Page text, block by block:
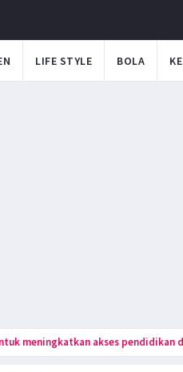
LIFE STYLE BOLA
meningkatkan akses pendidikan